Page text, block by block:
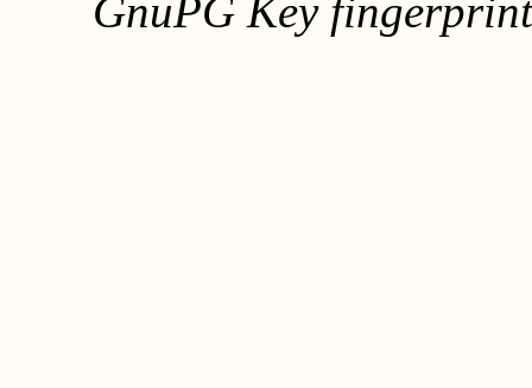
GnuPG Key